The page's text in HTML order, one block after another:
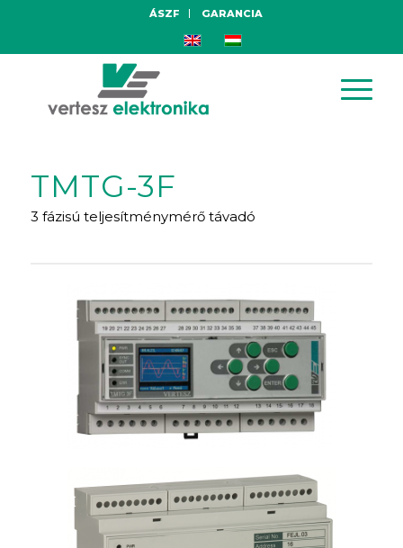
ÁSZF GARANCIA
TMTG-3F
3 fázisú teljesítménymérő távadó